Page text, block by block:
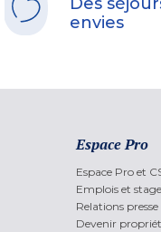
Des
envies
Espace Pro
Espace Pro et
Emplois et
Relations presse
Devenir